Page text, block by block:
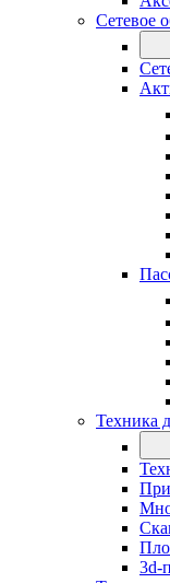
Сетевое
Техника
3d-